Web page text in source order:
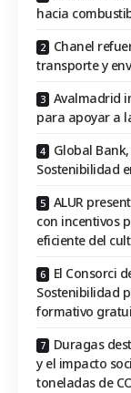
hacia
Chanel
transporte y
Avalmadrid
para apoyar a
Global
Sostenibilidad
ALUR
con incentivos
eficiente del
El Consorci
Sostenibilidad
formativo
Duragas
y el impacto
toneladas de